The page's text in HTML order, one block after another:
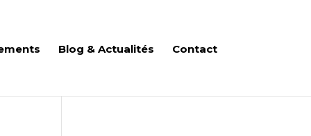
Blog & Actualités Contact